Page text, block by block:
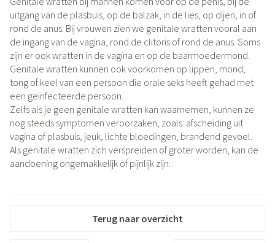
uitgang van de plasbuis, op de balzak, in de lies, op dijen, in of
rond de anus. Bij vrouwen zien we genitale wratten vooral aan
de ingang van de vagina, rond de clitoris of rond de anus. Soms
zijn er ook wratten in de vagina en op de baarmoedermond.
Genitale wratten kunnen ook voorkomen op lippen, mond,
tong of keel van een persoon die orale seks heeft gehad met
een geïnfecteerde persoon.
Zelfs als je geen genitale wratten kan waarnemen, kunnen ze
nog steeds symptomen veroorzaken, zoals: afscheiding uit
vagina of plasbuis, jeuk, lichte bloedingen, brandend gevoel.
Als genitale wratten zich verspreiden of groter worden, kan de
aandoening ongemakkelijk of pijnlijk zijn.
Terug naar overzicht